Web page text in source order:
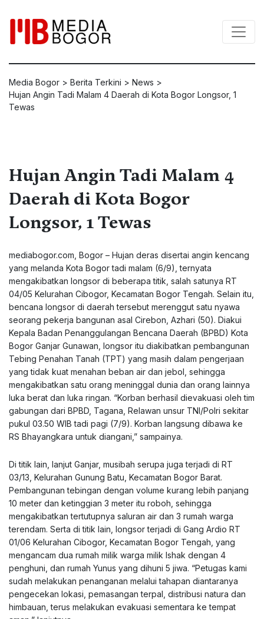
Media Bogor > Berita Terkini > News >
Hujan Angin Tadi Malam 4 Daerah di Kota Bogor Longsor, 1
Tewas
Hujan Angin Tadi Malam 4
Daerah di Kota Bogor
Longsor, 1 Tewas
mediabogor.com , Bogor – Hujan deras disertai angin kencang
yang melanda Kota Bogor tadi malam (6/9), ternyata
mengakibatkan longsor di beberapa titik, salah satunya RT
04/05 Kelurahan Cibogor, Kecamatan Bogor Tengah. Selain itu,
bencana longsor di daerah tersebut merenggut satu nyawa
seorang pekerja bangunan asal Cirebon, Azhari (50). Diakui
Kepala Badan Penanggulangan Bencana Daerah (BPBD) Kota
Bogor Ganjar Gunawan, longsor itu diakibatkan pembangunan
Tebing Penahan Tanah (TPT) yang masih dalam pengerjaan
yang tidak kuat menahan beban air dan jebol, sehingga
mengakibatkan satu orang meninggal dunia dan orang lainnya
luka berat dan luka ringan. “Korban berhasil dievakuasi oleh tim
gabungan dari BPBD, Tagana, Relawan unsur TNI/Polri sekitar
pukul 03.50 WIB tadi pagi (7/9). Korban langsung dibawa ke
RS Bhayangkara untuk diangani,” sampainya.
Di titik lain, lanjut Ganjar, musibah serupa juga terjadi di RT
03/13, Kelurahan Gunung Batu, Kecamatan Bogor Barat.
Pembangunan tebingan dengan volume kurang lebih panjang
10 meter dan ketinggian 3 meter itu roboh, sehingga
mengakibatkan tertutupnya saluran air dan 3 rumah warga
terendam. Serta di titik lain, longsor terjadi di Gang Ardio RT
01/06 Kelurahan Cibogor, Kecamatan Bogor Tengah, yang
mengancam dua rumah milik warga milik Ishak dengan 4
penghuni, dan rumah Yunus yang dihuni 5 jiwa. “Petugas kami
sudah melakukan penanganan melalui tahapan diantaranya
pengecekan lokasi, pemasangan terpal, distribusi natura dan
himbauan, terus melakukan evakuasi sementara ke tempat